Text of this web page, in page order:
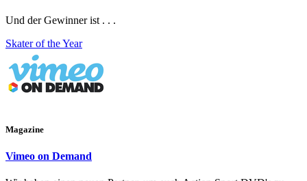
Und der Gewinner ist . . .
Skater of the Year
Magazine
Vimeo on Demand